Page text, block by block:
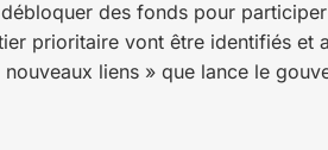
des fonds pour
prioritaire vont être identifiés et
liens » que lance le